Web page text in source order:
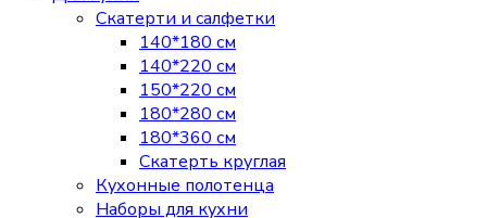
Скатерти и салфетки
140*180 см
140*220 см
150*220 см
180*280 см
180*360 см
Скатерть круглая
Кухонные полотенца
Наборы для кухни